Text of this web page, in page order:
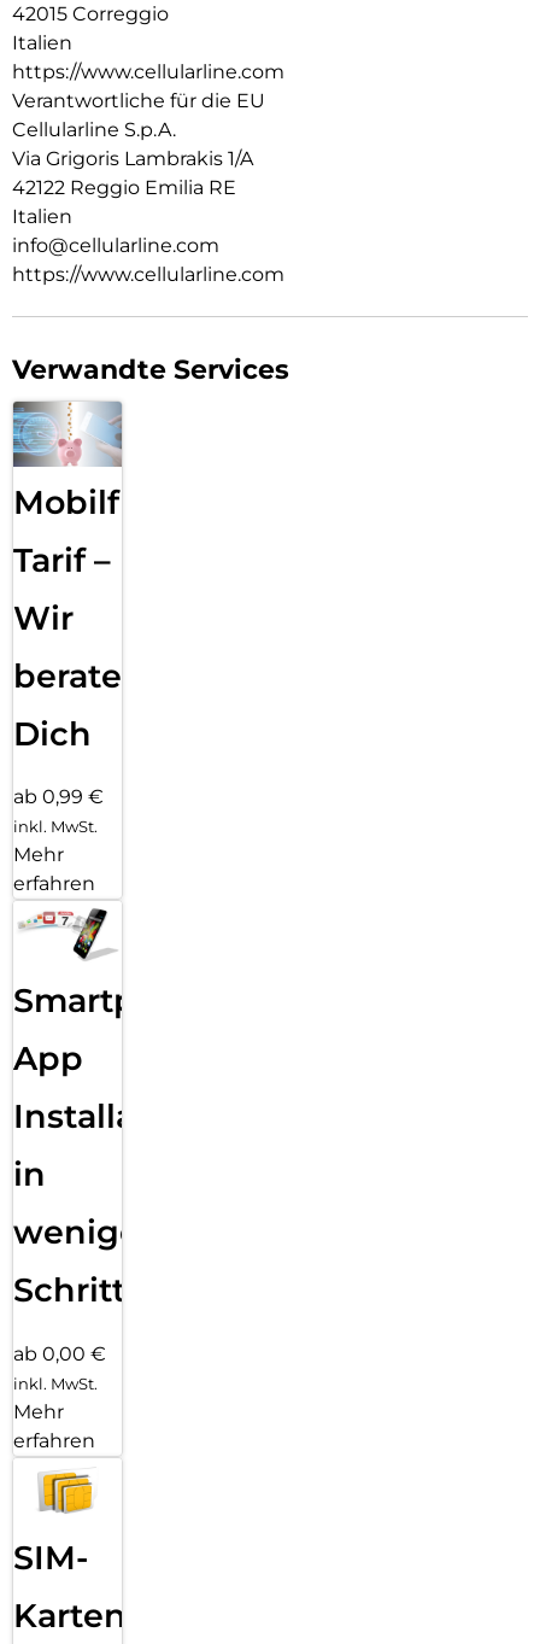
42015 Correggio
Italien
https://www.cellularline.com
Verantwortliche für die EU
Cellularline S.p.A.
Via Grigoris Lambrakis 1/A
42122 Reggio Emilia RE
Italien
info@cellularline.com
https://www.cellularline.com
Verwandte Services
Mobilfunk
Tarif –
Wir
beraten
Dich
ab 0,99 €
inkl. MwSt.
Mehr
erfahren
Smartphone
App
Installation
in
wenigen
Schritten
ab 0,00 €
inkl. MwSt.
Mehr
erfahren
SIM-
Karten